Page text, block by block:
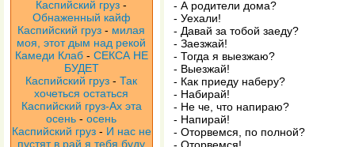
Каспийский груз -
Обнаженный кайф
Каспийский груз - милая
моя, этот дым над рекой
Камеди Клаб - СЕКСА НЕ
БУДЕТ
Каспийский груз -Так
хочеться остаться
Каспийский груз-Ах эта
осень -осень
Каспийский груз - И нас не
пустят в рай,я тебя буду
- А родители дома?
- Уехали!
- Давай за тобой заеду?
- Заезжай!
- Тогда я выезжаю?
- Выезжай!
- Как приеду наберу?
- Набирай!
- Не че, что напираю?
- Напирай!
- Оторвемся, по полной?